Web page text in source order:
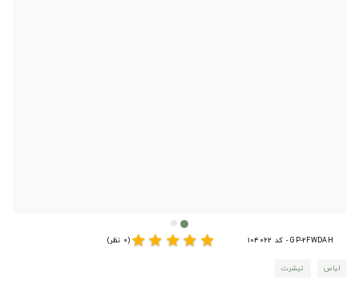
GP-2FWDAH - کد 104062 star
star
star
star
star(0 نظر)
لباس تیشرت